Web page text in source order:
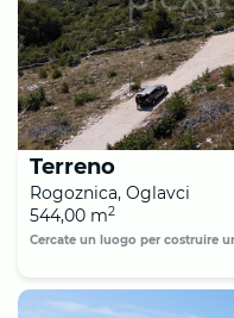
Terreno
Rogoznica, Oglavci
544,00 m2
Cercate un luogo per costruire